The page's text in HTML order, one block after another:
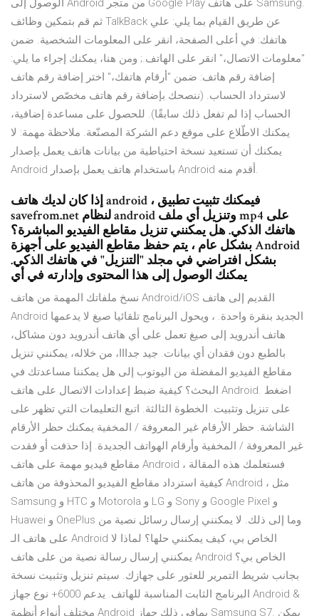
الوصول إلى Android من متجر Google Play على هاتف Samsung.
ثم قم بتمكين وظائف TalkBack عن طريق القيام بما يلي: علي
هاتفك: في أعلى الصفحة، انقر على المعلومات الشخصية. ضمن
"معلومات الاتصال،" انقر على الهاتف.; ومن هنا، يمكنك إجراء ما يلي:
إضافة رقم هاتف: ضمن "أرقام هاتفك،" اختر إضافة رقم هاتف
لاسترداد الحساب. (ننصحك بإضافة رقم هاتف مخصّص لاسترداد
الحساب إذا لم تفعل ذلك سابقًا). للحصول على مساعدة إضافية،
يمكنك الاطّلاع على موقع دعم الشركة المصنّعة. ملاحظة مهمة: لا
يمكنك أن تستعيد نسخة احتياطية من بيانات هاتف يعمل بإصدار
Android باستخدام هاتف يعمل بإصدار Android أقدم منه.
إذا كان لديك هاتف android ، فيمكنك تثبيت تطبيق
savefrom.net لنظام android وتنزيل أي ملف mp4 على
هاتفك الذكي. هل يمكنني تنزيل مقاطع الفيديو المباشرة؟
بشكل عام ، يتم حفظ مقاطع الفيديو على أجهزة Android
بشكل افتراضي في مجلد "التنزيل" في هاتفك الذكي.
يمكنك الوصول إلى هذا المحتوى وإدارته في أي
نسخ ملفاتك المهمة من هاتف Android/iOS القديم إلى هاتف
Android الجديد بنقرة واحدة. ، ويحول البرنامج تلقائيا صيغ لا يدعمها
هاتف أندرويد إلى صيغ تعمل على أي هاتف أندرويد دون مشاكل،
بالطبع دون فقدان أي بيانات. جيد جدااا، من خلاله، يمكنني تنزيل
مقاطع الفيديو المفضلة من اليوتوب إلى هل يمكننا مساعدتك في
البحث؟ كيفية ضبط إعدادات الاتصال على هاتف Android. اضغط
على تنزيل وتثبيت. الخطوة الثالثة. اتبع التعليمات التي تظهر على
الشاشة. حظر الأرقام غير المعروفة / المخفية يمكنك حظر الأرقام
غير المعروفة / المخفية وأرقام الهواتف الجديدة. إذا حذفت أو فقدت
مقاطع فيديو مهمة على هاتف Android ، فستعلمك هذه المقالة
كيفية استرداد مقاطع الفيديو المحذوفة من هاتف Android ، مثل
Samsung و HTC و Motorola و LG و Sony و Google Pixel و
Huawei و OnePlus وما إلى ذلك. لا يمكنني إرسال رسائل نصية من
على هاتف الـ Android الخاص بي، كيف يمكنني حلها؟ لماذا لا
يمكنني إرسال رسالة نصية من على هاتف Android الخاص بي؟
بجانب شريط التمرير للعثور على جهازك. سيتم تنزيل وتثبيت نسخة
البرنامج الثابت المناسبة للهاتف. يدعم 6000+ نوع جهاز Android &
مختلف أنواع أنظمة Android بمافي ذلك جهاز Samsung S7. يمكن